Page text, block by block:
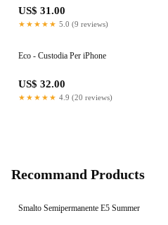
US$ 31.00
★★★★★ 5.0 (9 reviews)
Eco - Custodia Per iPhone
US$ 32.00
★★★★★ 4.9 (20 reviews)
Recommand Products
Smalto Semipermanente E5 Summer